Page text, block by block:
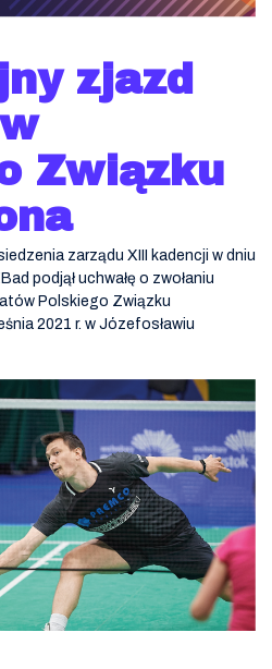
zjazd
Związku
zarządu XIII kadencji w dniu
podjął uchwałę o zwołaniu
Polskiego Związku
2021 r. w Józefosławiu